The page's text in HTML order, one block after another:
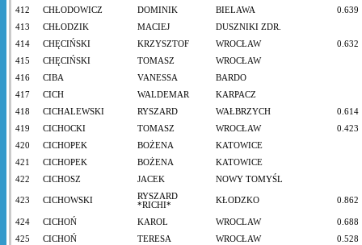
412
CHŁODOWICZ DOMINIK BIELAWA
0.639
413
CHŁODZIK MACIEJ
DUSZNIKI ZDR.
414
CHĘCIŃSKI KRZYSZTOF WROCŁAW
0.632
415
CHĘCIŃSKI TOMASZ
WROCŁAW
416
CIBA VANESSA
BARDO
417
CICH WALDEMAR
KARPACZ
418
CICHALEWSKI RYSZARD WAŁBRZYCH
0.614
419
CICHOCKI TOMASZ WROCŁAW
0.423
420
CICHOPEK BOŻENA
KATOWICE
421
CICHOPEK BOŻENA
KATOWICE
422
CICHOSZ JACEK NOWY TOMYŚL
423 CICHOWSKI
RYSZARD
*RICHI*
KŁODZKO 0.862
424 CICHOŃ KAROL WROCLAW
0.688
425
CICHOŃ TERESA WROCŁAW
0.528